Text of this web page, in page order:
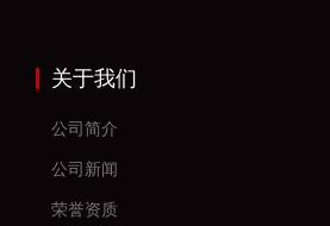
关于我们
公司简介
公司新闻
荣誉资质